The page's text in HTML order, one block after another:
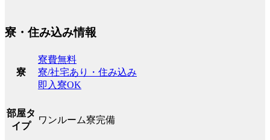
寮・住み込み情報
寮
寮費無料
寮/社宅あり・住み込み
即入寮OK
部屋タ
イプ
ワンルーム寮完備